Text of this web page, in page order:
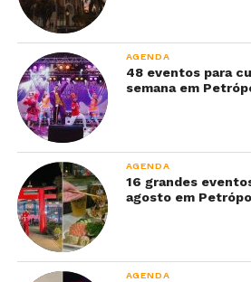
AGENDA
48 eventos para
semana em
AGENDA
16 grandes
agosto em
AGENDA